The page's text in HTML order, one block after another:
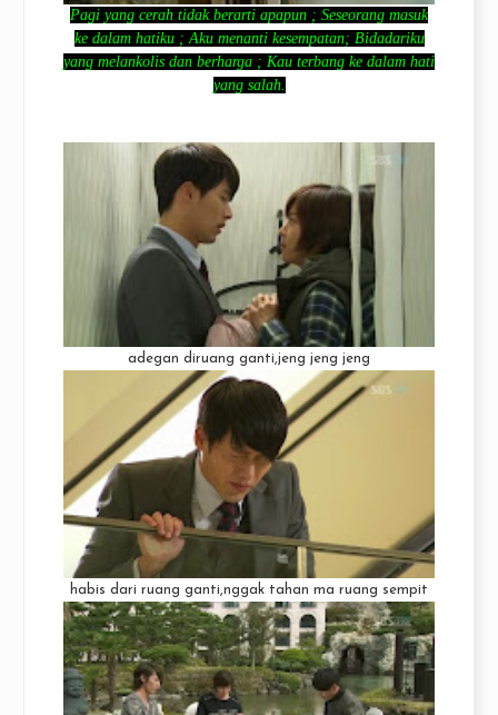
Pagi yang cerah tidak berarti apapun ; Seseorang masuk
ke dalam hatiku ; Aku menanti kesempatan; Bidadariku
yang melankolis dan berharga ; Kau terbang ke dalam hati
yang salah.
adegan diruang ganti,jeng jeng jeng
habis dari ruang ganti,nggak tahan ma ruang sempit